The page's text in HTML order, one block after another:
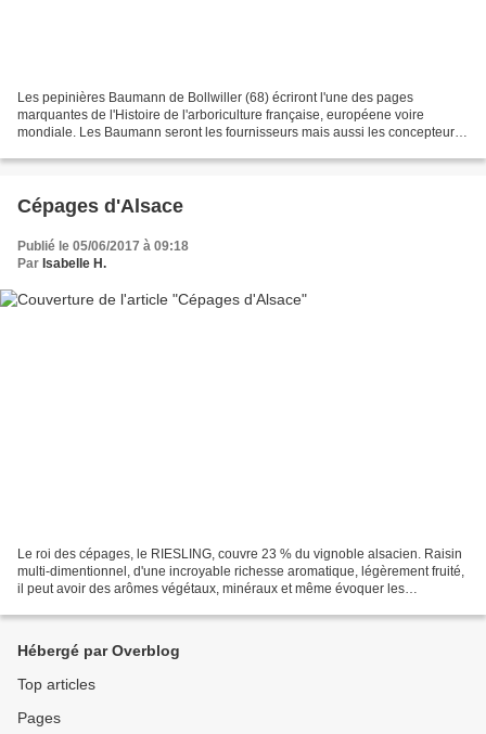
Les pepinières Baumann de Bollwiller (68) écriront l'une des pages
marquantes de l'Histoire de l'arboriculture française, européene voire
mondiale. Les Baumann seront les fournisseurs mais aussi les concepteurs
Cépages d'Alsace
Publié le 05/06/2017 à 09:18
Par Isabelle H.
Le roi des cépages, le RIESLING, couvre 23 % du vignoble alsacien. Raisin
multi-dimentionnel, d'une incroyable richesse aromatique, légèrement fruité,
il peut avoir des arômes végétaux, minéraux et même évoquer les
Hébergé par Overblog
Top articles
Pages